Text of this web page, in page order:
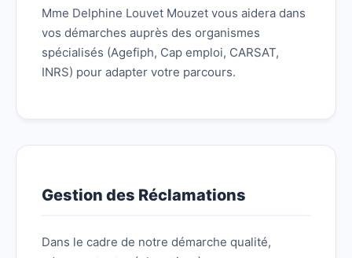
Mme Delphine Louvet Mouzet vous aidera dans
vos démarches auprès des organismes
spécialisés (Agefiph, Cap emploi, CARSAT,
INRS) pour adapter votre parcours.
Gestion des Réclamations
Dans le cadre de notre démarche qualité,